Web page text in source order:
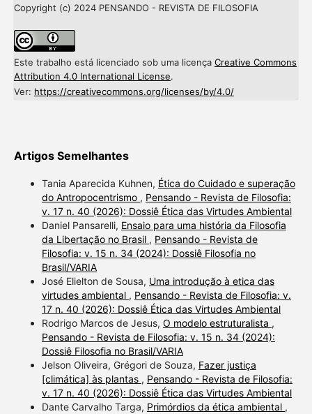
Copyright (c) 2024 PENSANDO - REVISTA DE FILOSOFIA
Este trabalho está licenciado sob uma licença Creative Commons
Attribution 4.0 International License.
Ver: https://creativecommons.org/licenses/by/4.0/
Artigos Semelhantes
Tania Aparecida Kuhnen, Ética do Cuidado e superação
do Antropocentrismo , Pensando - Revista de Filosofia:
v. 17 n. 40 (2026): Dossiê Ética das Virtudes Ambiental
Daniel Pansarelli, Ensaio para uma história da Filosofia
da Libertação no Brasil , Pensando - Revista de
Filosofia: v. 15 n. 34 (2024): Dossiê Filosofia no
Brasil/VARIA
José Elielton de Sousa, Uma introdução à etica das
virtudes ambiental , Pensando - Revista de Filosofia: v.
17 n. 40 (2026): Dossiê Ética das Virtudes Ambiental
Rodrigo Marcos de Jesus, O modelo estruturalista ,
Pensando - Revista de Filosofia: v. 15 n. 34 (2024):
Dossiê Filosofia no Brasil/VARIA
Jelson Oliveira, Grégori de Souza, Fazer justiça
[climática] às plantas , Pensando - Revista de Filosofia:
v. 17 n. 40 (2026): Dossiê Ética das Virtudes Ambiental
Dante Carvalho Targa, Primórdios da ética ambiental ,